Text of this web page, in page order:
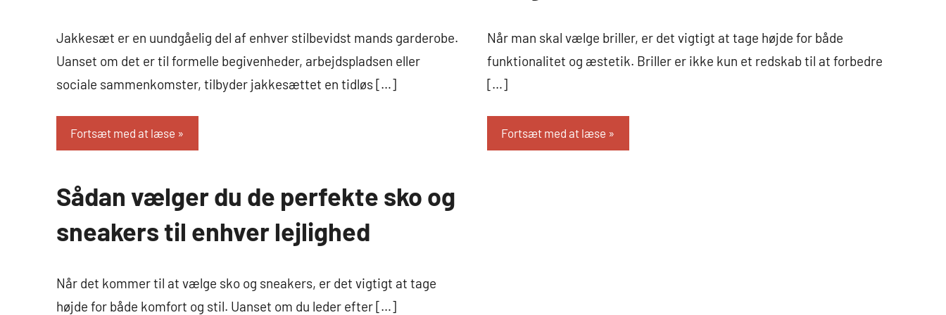
Jakkesæt er en uundgåelig del af enhver stilbevidst mands garderobe.
Uanset om det er til formelle begivenheder, arbejdspladsen eller
sociale sammenkomster, tilbyder jakkesættet en tidløs […]
Fortsæt med at læse
Når man skal vælge briller, er det vigtigt at tage højde for både
funktionalitet og æstetik. Briller er ikke kun et redskab til at forbedre
[…]
Fortsæt med at læse
Tøj
og
Mode
Sådan vælger du de perfekte sko og
sneakers til enhver lejlighed
Når det kommer til at vælge sko og sneakers, er det vigtigt at tage
højde for både komfort og stil. Uanset om du leder efter […]